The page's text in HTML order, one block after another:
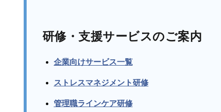
研修・支援サービスのご案内
企業向けサービス一覧
ストレスマネジメント研修
管理職ラインケア研修